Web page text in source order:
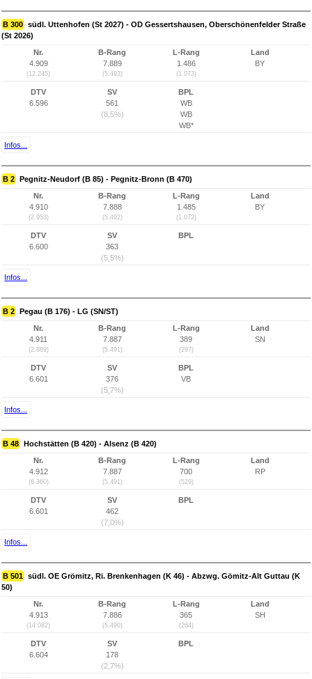
B 300 südl. Uttenhofen (St 2027) - OD Gessertshausen, Oberschönenfelder Straße
(St 2026)
Nr.
4.909
(12.245)
B-Rang
7.889
(5.493)
L-Rang
1.486
(1.073)
Land
BY
DTV
6.596
SV
561
(8,5%)
BPL
WB
WB
WB*
Infos...
B 2 Pegnitz-Neudorf (B 85) - Pegnitz-Bronn (B 470)
Nr.
4.910
(2.953)
B-Rang
7.888
(5.492)
L-Rang
1.485
(1.072)
Land
BY
DTV
6.600
SV
363
(5,5%)
BPL
Infos...
B 2 Pegau (B 176) - LG (SN/ST)
Nr.
4.911
(2.889)
B-Rang
7.887
(5.491)
L-Rang
389
(297)
Land
SN
DTV
6.601
SV
376
(5,7%)
BPL
VB
Infos...
B 48 Hochstätten (B 420) - Alsenz (B 420)
Nr.
4.912
(6.360)
B-Rang
7.887
(5.491)
L-Rang
700
(529)
Land
RP
DTV
6.601
SV
462
(7,0%)
BPL
Infos...
B 501 südl. OE Grömitz, Ri. Brenkenhagen (K 46) - Abzwg. Gömitz-Alt Guttau (K
50)
Nr.
4.913
(14.082)
B-Rang
7.886
(5.490)
L-Rang
365
(264)
Land
SH
DTV
6.604
SV
178
(2,7%)
BPL